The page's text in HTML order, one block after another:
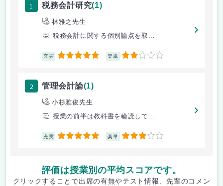
1 税務会計研究(1)
林雅之先生
税務会計に関する個別論点を取...
充実 5 楽単 2
2 管理会計論(1)
小杉雅俊先生
授業の前半は教科書を輪読して...
充実 5 楽単 3
評価は授業別の平均スコアです。
クリックすることで出席の有無やテスト情報、先輩のコメン